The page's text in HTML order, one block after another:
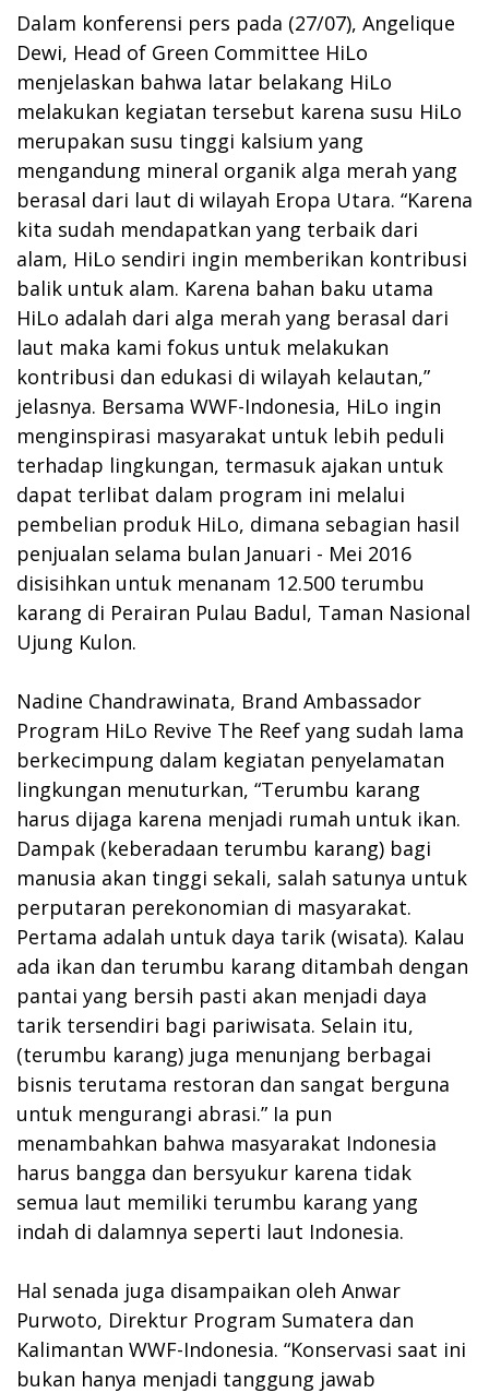
Dalam konferensi pers pada (27/07), Angelique
Dewi, Head of Green Committee HiLo
menjelaskan bahwa latar belakang HiLo
melakukan kegiatan tersebut karena susu HiLo
merupakan susu tinggi kalsium yang
mengandung mineral organik alga merah yang
berasal dari laut di wilayah Eropa Utara. “Karena
kita sudah mendapatkan yang terbaik dari
alam, HiLo sendiri ingin memberikan kontribusi
balik untuk alam. Karena bahan baku utama
HiLo adalah dari alga merah yang berasal dari
laut maka kami fokus untuk melakukan
kontribusi dan edukasi di wilayah kelautan,”
jelasnya. Bersama WWF-Indonesia, HiLo ingin
menginspirasi masyarakat untuk lebih peduli
terhadap lingkungan, termasuk ajakan untuk
dapat terlibat dalam program ini melalui
pembelian produk HiLo, dimana sebagian hasil
penjualan selama bulan Januari - Mei 2016
disisihkan untuk menanam 12.500 terumbu
karang di Perairan Pulau Badul, Taman Nasional
Ujung Kulon.
Nadine Chandrawinata, Brand Ambassador
Program HiLo Revive The Reef yang sudah lama
berkecimpung dalam kegiatan penyelamatan
lingkungan menuturkan, “Terumbu karang
harus dijaga karena menjadi rumah untuk ikan.
Dampak (keberadaan terumbu karang) bagi
manusia akan tinggi sekali, salah satunya untuk
perputaran perekonomian di masyarakat.
Pertama adalah untuk daya tarik (wisata). Kalau
ada ikan dan terumbu karang ditambah dengan
pantai yang bersih pasti akan menjadi daya
tarik tersendiri bagi pariwisata. Selain itu,
(terumbu karang) juga menunjang berbagai
bisnis terutama restoran dan sangat berguna
untuk mengurangi abrasi.” Ia pun
menambahkan bahwa masyarakat Indonesia
harus bangga dan bersyukur karena tidak
semua laut memiliki terumbu karang yang
indah di dalamnya seperti laut Indonesia.
Hal senada juga disampaikan oleh Anwar
Purwoto, Direktur Program Sumatera dan
Kalimantan WWF-Indonesia. “Konservasi saat ini
bukan hanya menjadi tanggung jawab